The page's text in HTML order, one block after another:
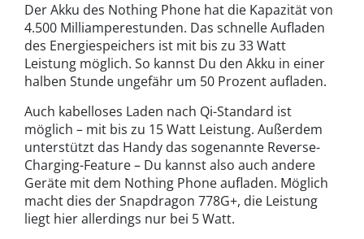
Der Akku des Nothing Phone hat die Kapazität von
4.500 Milliamperestunden. Das schnelle Aufladen
des Energiespeichers ist mit bis zu 33 Watt
Leistung möglich. So kannst Du den Akku in einer
halben Stunde ungefähr um 50 Prozent aufladen.
Auch kabelloses Laden nach Qi-Standard ist
möglich – mit bis zu 15 Watt Leistung. Außerdem
unterstützt das Handy das sogenannte Reverse-
Charging-Feature – Du kannst also auch andere
Geräte mit dem Nothing Phone aufladen. Möglich
macht dies der Snapdragon 778G+, die Leistung
liegt hier allerdings nur bei 5 Watt.